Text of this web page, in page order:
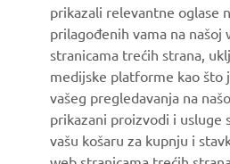
Pročitajte našu Politiku privatnosti
obrađujemo vaše osobne podatke:
Bosnia (Croatian)
prikazali relevantne oglase
prilagođenih vama na našoj
stranicama trećih strana,
medijske platforme kao što
vašeg pregledavanja na
prikazani proizvodi i usluge
vašu košaru za kupnju i